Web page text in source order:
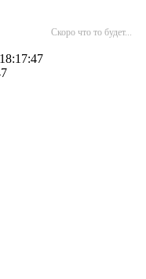
Скоро что то будет...